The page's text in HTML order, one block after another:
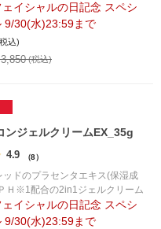
ェイシャルの日記念 スペシ
9/30(水)23:59まで
ンジェルクリームEX_35g
4.9 （8）
ッドのプラセンタエキス(保湿成
Ｈ※1配合の2in1ジェルクリーム
ェイシャルの日記念 スペシ
9/30(水)23:59まで